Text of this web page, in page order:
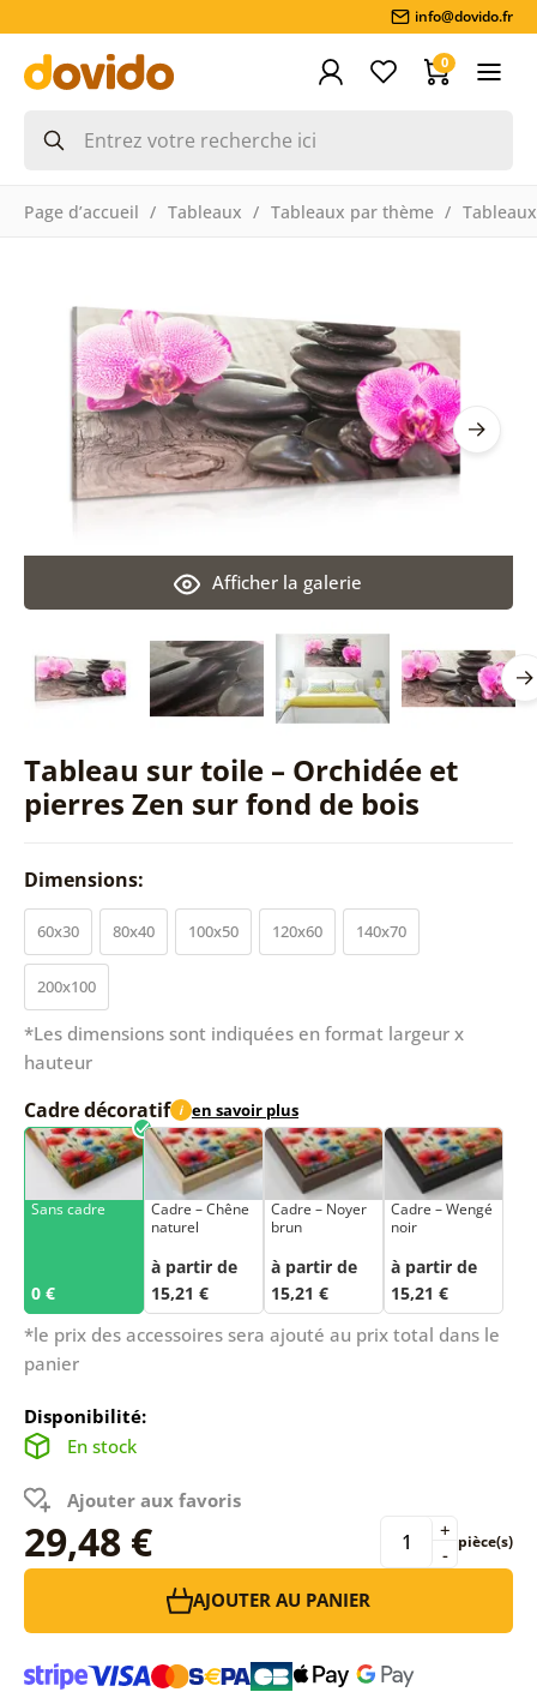
info@dovido.fr
0
Page d’accueil Tableaux Tableaux par thème
Tableau sur toile – Orchidée et
pierres Zen sur fond de bois
Afficher la galerie
Dimensions:
60x30 80x40 100x50 120x60 140x70
200x100
*Les dimensions sont indiquées en format largeur x
hauteur
Cadre décoratif i en savoir plus
Sans cadre
0 €
Cadre – Chêne
naturel
à partir de
15,21 €
Cadre – Noyer
brun
à partir de
15,21 €
Cadre – Wengé
noir
à partir de
15,21 €
*le prix des accessoires sera ajouté au prix total dans le
panier
Disponibilité:
En stock
Ajouter aux favoris
29,48 € -
+ pièce(s)
AJOUTER AU PANIER